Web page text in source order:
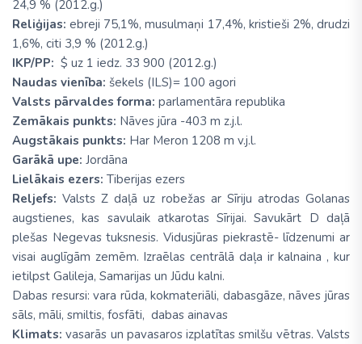
24,9 % (2012.g.)
Reliģijas:ebreji 75,1%, musulmaņi 17,4%, kristieši 2%, drudzi
1,6%, citi 3,9 % (2012.g.)
IKP/PP: $ uz 1 iedz. 33 900 (2012.g.)
Naudas vienība: šekels (ILS)= 100 agori
Valsts pārvaldes forma: parlamentāra republika
Zemākais punkts: Nāves jūra -403 m z.j.l.
Augstākais punkts: Har Meron 1208 m v.j.l.
Garākā upe: Jordāna
Lielākais ezers: Tiberijas ezers
Reljefs: Valsts Z daļā uz robežas ar Sīriju atrodas Golanas
augstienes, kas savulaik atkarotas Sīrijai. Savukārt D daļā
plešas Negevas tuksnesis. Vidusjūras piekrastē- līdzenumi ar
visai auglīgām zemēm. Izraēlas centrālā daļa ir kalnaina , kur
ietilpst Galileja, Samarijas un Jūdu kalni.
Dabas resursi: vara rūda, kokmateriāli, dabasgāze, nāves jūras
sāls, māli, smiltis, fosfāti, dabas ainavas
Klimats: vasarās un pavasaros izplatītas smilšu vētras. Valsts